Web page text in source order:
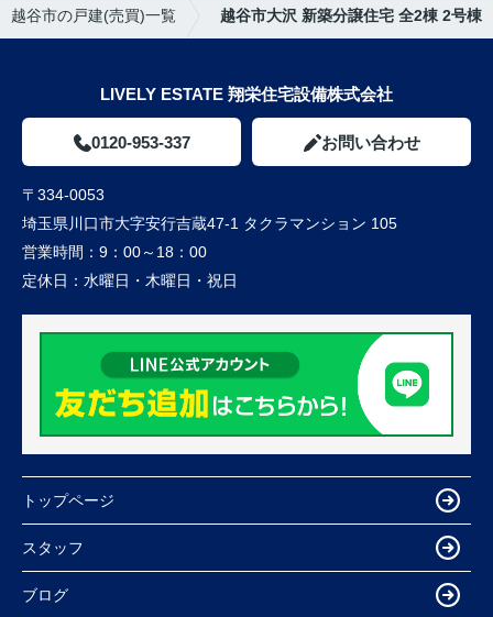
越谷市の戸建(売買)一覧 越谷市大沢 新築分譲住宅 全2棟 2号棟
LIVELY ESTATE 翔栄住宅設備株式会社
0120-953-337 お問い合わせ
〒334-0053
埼玉県川口市大字安行吉蔵47-1 タクラマンション 105
営業時間： 9：00～18：00
定休日： 水曜日・木曜日・祝日
トップページ
スタッフ
ブログ